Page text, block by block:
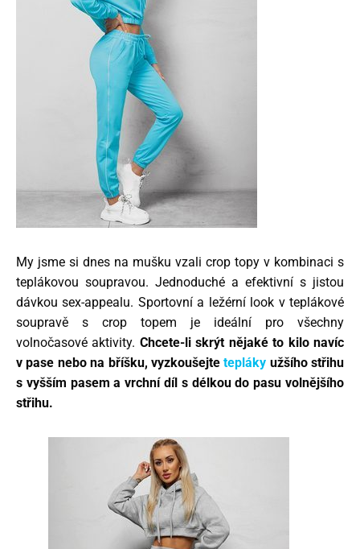
My jsme si dnes na mušku vzali crop topy v kombinaci s
teplákovou soupravou. Jednoduché a efektivní s jistou
dávkou sex-appealu. Sportovní a ležérní look v teplákové
soupravě s crop topem je ideální pro všechny
volnočasové aktivity. Chcete-li skrýt nějaké to kilo navíc
v pase nebo na bříšku, vyzkoušejtetepláky užšího střihu
s vyšším pasem a vrchní díl s délkou do pasu volnějšího
střihu.